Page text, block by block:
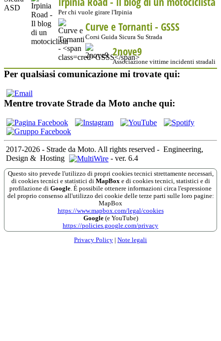
Per chi vuole girare l'Irpinia
Curve e Tornanti - GSSS
Corsi Guida Sicura Su Strada
2nove9
Associazione vittime incidenti stradali
Per qualsiasi comunicazione mi trovate qui:
Mentre trovate Strade da Moto anche qui:
2017-2026 - Strade da Moto. All rights reserved - Engineering,
Design & Hosting - ver. 6.4
Questo sito prevede l'utilizzo di propri cookies tecnici strettamente necessari,
di cookies tecnici e statistici di MapBoxe di cookies tecnici, statistici e di
profilazione di Google. È possibile ottenere informazioni circa l'espressione
del proprio consenso all'utilizzo dei cookie delle terze parti sulle loro pagine:
MapBox
https://www.mapbox.com/legal/cookies
Google(e YouTube)
https://policies.google.com/privacy
Privacy Policy Note legali